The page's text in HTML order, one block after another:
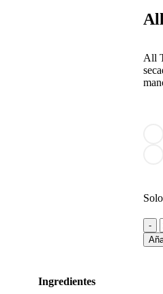
All
Ingredientes